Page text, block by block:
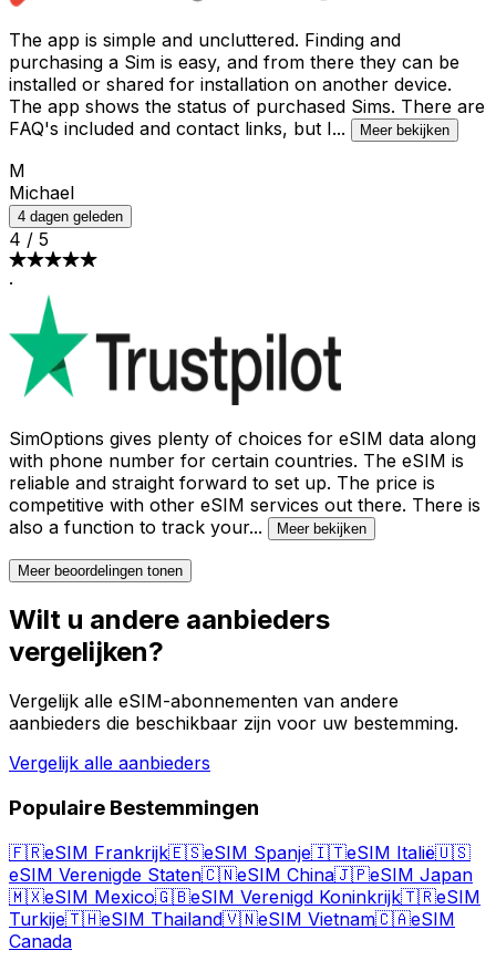
The app is simple and uncluttered. Finding and
purchasing a Sim is easy, and from there they can be
installed or shared for installation on another device.
The app shows the status of purchased Sims. There are
FAQ's included and contact links, but I... Meer bekijken
M
Michael
4 dagen geleden
4 / 5
·
SimOptions gives plenty of choices for eSIM data along
with phone number for certain countries. The eSIM is
reliable and straight forward to set up. The price is
competitive with other eSIM services out there. There is
also a function to track your... Meer bekijken
Meer beoordelingen tonen
Wilt u andere aanbieders
vergelijken?
Vergelijk alle eSIM-abonnementen van andere
aanbieders die beschikbaar zijn voor uw bestemming.
Vergelijk alle aanbieders
Populaire Bestemmingen
🇫🇷eSIM Frankrijk🇪🇸eSIM Spanje🇮🇹eSIM Italië🇺🇸
eSIM Verenigde Staten🇨🇳eSIM China🇯🇵eSIM Japan
🇲🇽eSIM Mexico🇬🇧eSIM Verenigd Koninkrijk🇹🇷eSIM
Turkije🇹🇭eSIM Thailand🇻🇳eSIM Vietnam🇨🇦eSIM
Canada